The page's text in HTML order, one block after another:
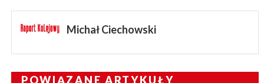
Michał Ciechowski
POWIĄZANE ARTYKUŁY